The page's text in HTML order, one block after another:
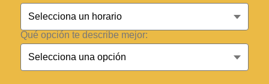
Qué opción te describe mejor: